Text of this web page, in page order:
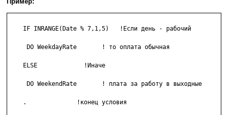
    IF INRANGE(Date % 7,1,5)   !Если день - рабочий
     DO WeekdayRate       ! то оплата обычная
    ELSE             !Иначе
     DO WeekendRate       ! плата за работу в выходные
    .              !конец условия